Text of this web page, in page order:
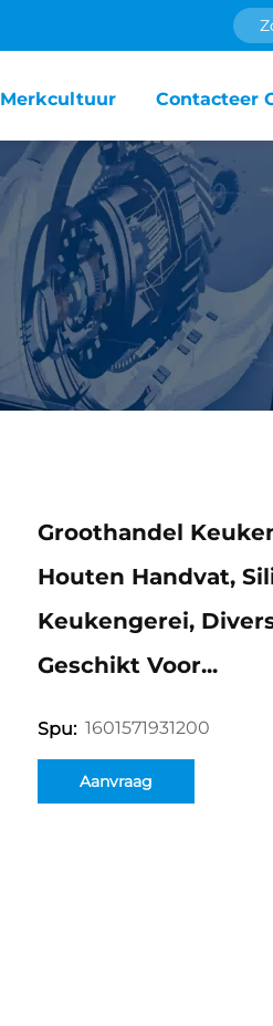
Merkcultuur Contacteer
Groothandel
Houten Handvat,
Keukengerei,
Geschikt Voor...
Spu: 1601571931200
Aanvraag